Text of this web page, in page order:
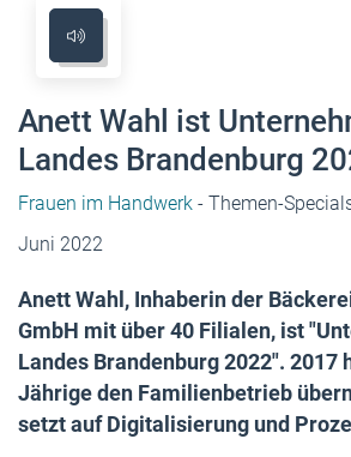
Anett Wahl ist
Landes Brandenburg
Frauen im Handwerk - Themen-
Juni 2022
Anett Wahl, Inhaberin der
GmbH mit über 40 Filialen, ist
Landes Brandenburg 2022". 2017
Jährige den Familienbetrieb
setzt auf Digitalisierung und